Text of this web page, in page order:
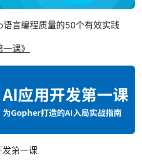
语言编程质量的50个有效实践
课》
发第一课